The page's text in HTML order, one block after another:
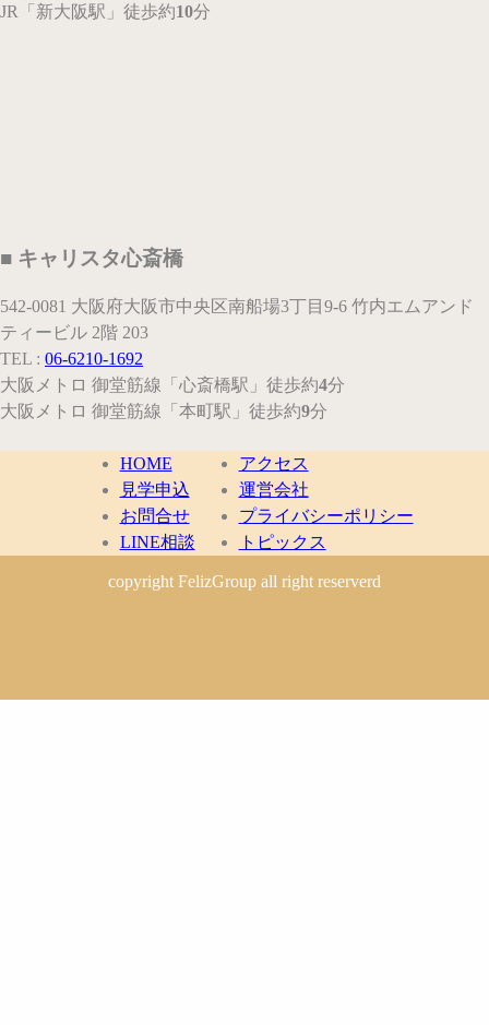
JR
「新大阪駅」 徒歩約10分
■ キャリスタ心斎橋
542-0081 大阪府大阪市中央区南船場3丁目9-6 竹内エムアンド
ティービル 2階 203
TEL : 06-6210-1692
大阪メトロ 御堂筋線 「心斎橋駅」 徒歩約4分
大阪メトロ 御堂筋線 「本町駅」 徒歩約9分
HOME
見学申込
お問合せ
LINE相談
アクセス
運営会社
プライバシーポリシー
トピックス
copyright FelizGroup all right reserverd